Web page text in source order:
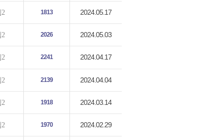
1813 2024.05.17
2026 2024.05.03
2241 2024.04.17
2139 2024.04.04
1918 2024.03.14
1970 2024.02.29